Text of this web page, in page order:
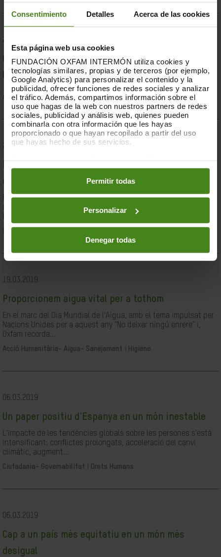
Consentimiento Detalles Acerca de las cookies
Esta página web usa cookies
FUNDACIÓN OXFAM INTERMÓN utiliza cookies y
tecnologías similares, propias y de terceros (por ejemplo,
Google Analytics) para personalizar el contenido y la
publicidad, ofrecer funciones de redes sociales y analizar
el tráfico. Además, compartimos información sobre el
uso que hagas de la web con nuestros partners de redes
sociales, publicidad y análisis web, quienes pueden
combinarla con otra información que les hayas
proporcionado o que hayan recopilado a partir del uso
que hayas hecho de sus servicios.
preferencias accediendo a nuestraPolítica de Cookieso
en los botones facilitados a continuación:
Permitir todas
Personalizar
Denegar todas
23.07.2019
Compromesos o complaents: una resposta fallida a
la crisi per sequera a la Banya d'Àfrica de 2019
Acció Humanitària-Resiliència i Mitjans de Vida
28.03.2019
desigualtat a Espanya
En el marc de la lluita contra la desigualtat, Oxfam Intermón ha
desenvolupat una eina d'anàlisi estructural de les causes de
la...
Ciutadania- Governabilitat i Drets Humans
19.03.2019
Proporcionem aigua vital per a tothom
En el marc del Dia Mundial de l'Aigua, amb el tema impulsat per
Nacions Unides per a aquest any "No deixar ningú enrere" i,
Oxfam recorda...
Acció Humanitària- Aigua- Sanejament i Higiene
06.03.2019
Un paper positiu d'Espanya en un món inestable
L'impacte de les tendències globals sobre les persones s'està
intensificant: conflictes prolongats, acceleració del canvi
climàtic, augment...
Ciutadania- Governabilitat i Drets Humans
06.03.2019
Cap a un país més equitatiu en un món més
desigual